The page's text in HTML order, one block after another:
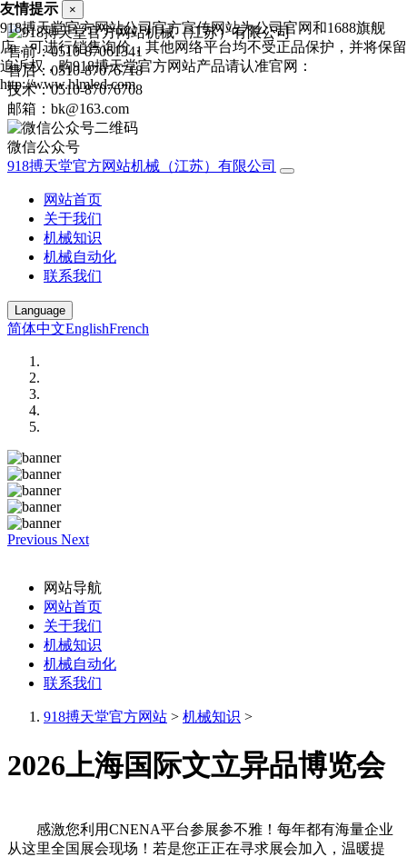
售前：0510-87061341
售后：0510-87076718
技术：0510-87076708
邮箱：bk@163.com
微信公众号
918搏天堂官方网站机械（江苏）有限公司
网站首页
关于我们
机械知识
机械自动化
联系我们
Language
简体中文EnglishFrench
Previous Next
网站导航
网站首页
关于我们
机械知识
机械自动化
联系我们
918搏天堂官方网站 > 机械知识 >
2026上海国际文立异品博览会
感激您利用CNENA平台参展参不雅！每年都有海量企业
从这里全国展会现场！若是您正正在寻求展会加入，温暖提
友情提示 ×
918搏天堂官方网站公司官方宣传网站为公司官网和1688旗舰
店，可进行销售询价，其他网络平台均不受正品保护，并将保留
追诉权，购918搏天堂官方网站产品请认准官网：
http://www.hlmled.com